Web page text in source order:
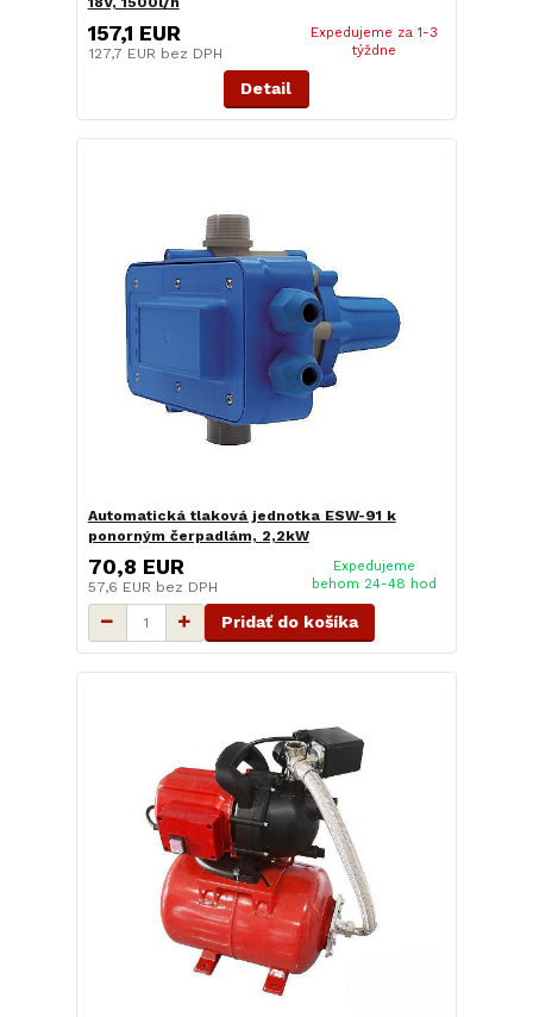
157,1 EUR
127,7 EUR bez DPH
Expedujeme za 1-3
týždne
Detail
Automatická tlaková jednotka ESW-91 k
ponorným čerpadlám, 2,2kW
70,8 EUR
57,6 EUR bez DPH
Expedujeme
behom 24-48 hod
Pridať do košíka